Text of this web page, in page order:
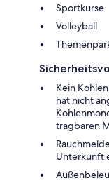
Sportkurse
Volleyball
Kein
hat nicht
tragbaren
Unterkunft